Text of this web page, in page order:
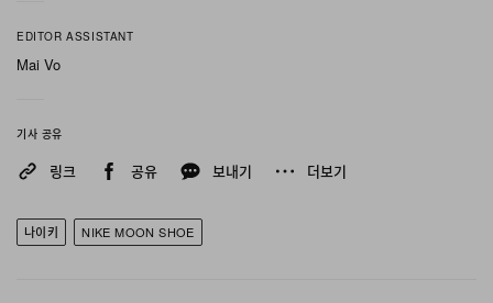
로 배제했다. Gum Light Brown 아웃솔 역시 코팅되지 않
은 러버 특유의 색감을 연상시키며 이러한 맥락을 한층 강
한다.
대적인 핏으로 재구성되는 것과 달리, Moon Shoe OG는
EDITOR ASSISTANT
Mai Vo
기사 공유
링크 공유 보내기 더보기
나이키 NIKE MOON SHOE